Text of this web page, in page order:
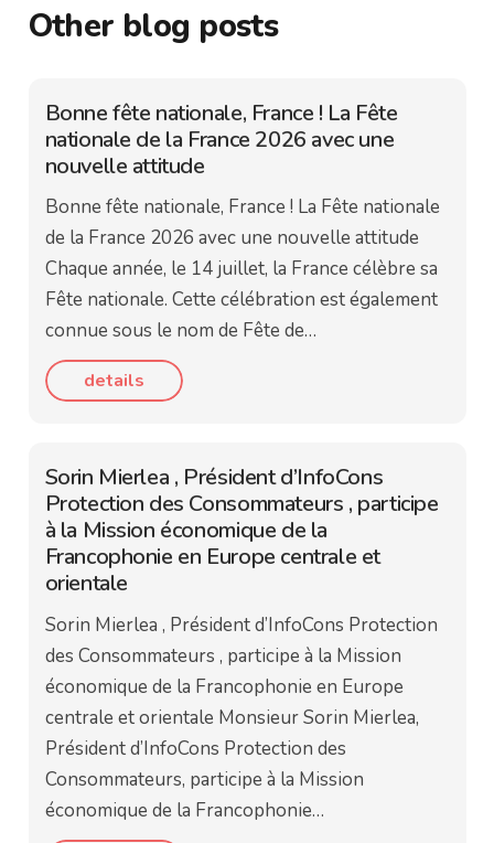
Other blog posts
Bonne fête nationale, France ! La Fête
nationale de la France 2026 avec une
nouvelle attitude
Bonne fête nationale, France ! La Fête nationale
de la France 2026 avec une nouvelle attitude
Chaque année, le 14 juillet, la France célèbre sa
Fête nationale. Cette célébration est également
connue sous le nom de Fête de…
details
Sorin Mierlea , Président d’InfoCons
Protection des Consommateurs , participe
à la Mission économique de la
Francophonie en Europe centrale et
orientale
Sorin Mierlea , Président d’InfoCons Protection
des Consommateurs , participe à la Mission
économique de la Francophonie en Europe
centrale et orientale Monsieur Sorin Mierlea,
Président d’InfoCons Protection des
Consommateurs, participe à la Mission
économique de la Francophonie…